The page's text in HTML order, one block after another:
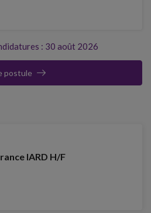
: 30 août 2026
postule
IARD H/F